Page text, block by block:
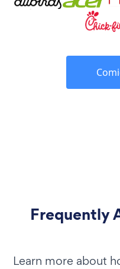
Frequently
Learn more about